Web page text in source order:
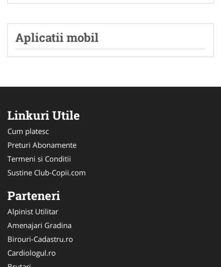
Aplicatii mobil
Linkuri Utile
Cum platesc
Preturi Abonamente
Termeni si Conditii
Sustine Club-Copii.com
Parteneri
Alpinist Utilitar
Amenajari Gradina
Birouri-Cadastru.ro
Cardiologul.ro